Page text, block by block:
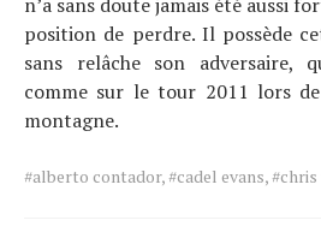
position de perdre. Il possède
sans relâche son adversaire,
comme sur le tour 2011 lors
montagne.
Tags
#alberto contador,#cadel evans,